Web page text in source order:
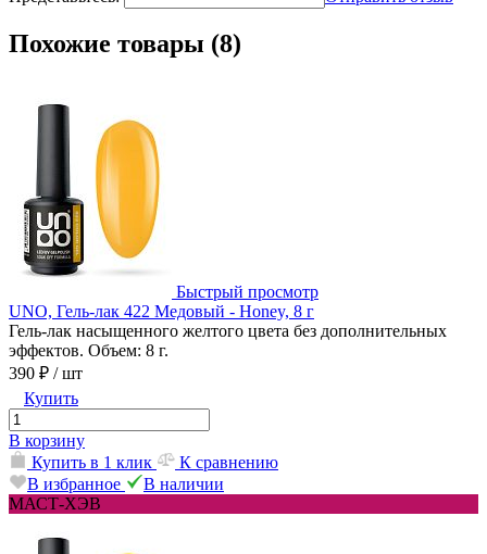
Похожие товары (8)
Быстрый просмотр
UNO, Гель-лак 422 Медовый - Honey, 8 г
Гель-лак насыщенного желтого цвета без дополнительных
эффектов. Объем: 8 г.
390 ₽ / шт
Купить
В корзину
Купить в 1 клик
К сравнению
В избранное
В наличии
МАСТ-ХЭВ